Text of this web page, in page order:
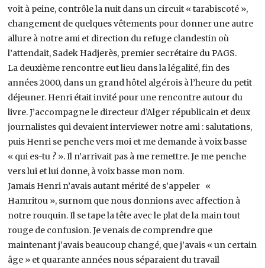
voit à peine, contrôle la nuit dans un circuit « tarabiscoté »,
changement de quelques vêtements pour donner une autre
allure à notre ami et direction du refuge clandestin où
l’attendait, Sadek Hadjerès, premier secrétaire du PAGS.
La deuxième rencontre eut lieu dans la légalité, fin des
années 2000, dans un grand hôtel algérois à l’heure du petit
déjeuner. Henri était invité pour une rencontre autour du
livre. J’accompagne le directeur d’Alger républicain et deux
journalistes qui devaient interviewer notre ami : salutations,
puis Henri se penche vers moi et me demande à voix basse
« qui es-tu ? ». Il n’arrivait pas à me remettre. Je me penche
vers lui et lui donne, à voix basse mon nom.
Jamais Henri n’avais autant mérité de s’appeler «
Hamritou », surnom que nous donnions avec affection à
notre rouquin. Il se tape la tête avec le plat de la main tout
rouge de confusion. Je venais de comprendre que
maintenant j’avais beaucoup changé, que j’avais « un certain
âge » et quarante années nous séparaient du travail